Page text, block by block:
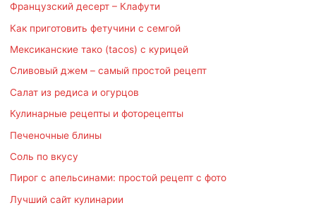
Французский десерт – Клафути
Как приготовить фетучини с семгой
Мексиканские тако (tacos) с курицей
Сливовый джем – самый простой рецепт
Салат из редиса и огурцов
Кулинарные рецепты и фоторецепты
Печеночные блины
Соль по вкусу
Пирог с апельсинами: простой рецепт с фото
Лучший сайт кулинарии